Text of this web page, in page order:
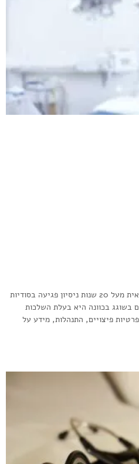
משרד עו”ד אילן בנימיני רשלנות רפואית מעל 20 שנות ניסיון פגיעה בסודיות
בשוגג בכוונה היא בעלת השלכות
פיצויים, התנהלות, מידע על